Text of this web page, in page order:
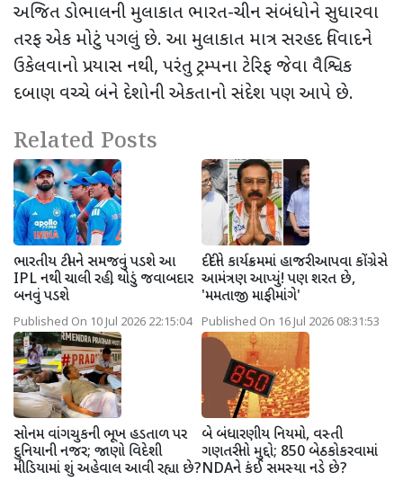
અજિત ડોભાલની મુલાકાત ભારત-ચીન સંબંધોને સુધારવા
તરફ એક મોટું પગલું છે. આ મુલાકાત માત્ર સરહદ વિવાદને
ઉકેલવાનો પ્રયાસ નથી, પરંતુ ટ્રમ્પના ટેરિફ જેવા વૈશ્વિક
દબાણ વચ્ચે બંને દેશોની એકતાનો સંદેશ પણ આપે છે.
Related Posts
ભારતીય ટીમને સમજવું પડશે આ
IPL નથી ચાલી રહી, થોડું જવાબદાર
બનવું પડશે
Published On 10 Jul 2026 22:15:04
દીદીને કાર્યક્રમમાં હાજરી આપવા કોંગ્રેસે
આમંત્રણ આપ્યું! પણ શરત છે,
'મમતાજી માફી માંગે'
Published On 16 Jul 2026 08:31:53
સોનમ વાંગચુકની ભૂખ હડતાળ પર
દુનિયાની નજર; જાણો વિદેશી
મીડિયામાં શું અહેવાલ આવી રહ્યા છે?
બે બંધારણીય નિયમો, વસ્તી
ગણતરીનો મુદ્દો; 850 બેઠકોકરવામાં
NDAને કંઈ સમસ્યા નડે છે?